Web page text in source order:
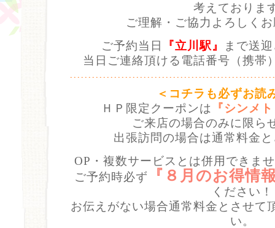
考えておりま
ご理解・ご協力よろしく
ご予約当日
『立川駅』
まで送
当日ご連絡頂ける電話番号（携帯
＜コチラも必ずお読
ＨＰ限定クーポンは
『シンメ
ご来店の場合のみに限ら
出張訪問の場合は通常料金
OP・複数サービスとは併用できま
ご予約時必ず
『８月 のお得情
ください！
お伝えがない場合通常料金とさせて
い。